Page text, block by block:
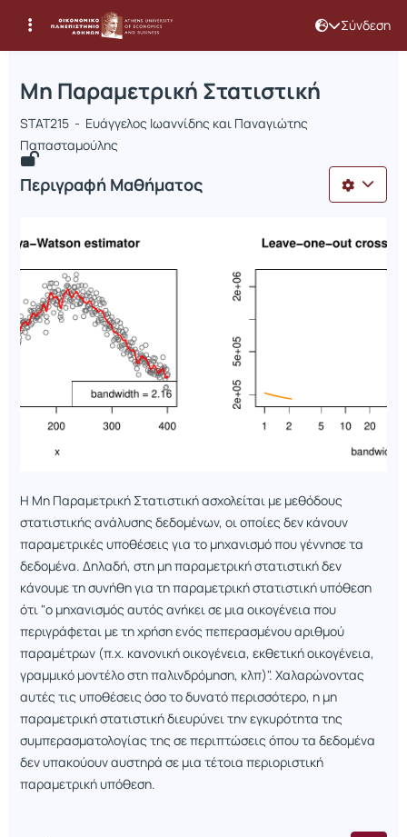
Σύνδεση
Αρχική Σελίδα
Μάθημα : Μη Παραμετρική
Κωδικός : STAT215
Μη Παραμετρική Στατιστική
STAT215 - Ευάγγελος Ιωαννίδης και Παναγιώτης
Παπασταμούλης
Περιγραφή Μαθήματος
Η Μη Παραμετρική Στατιστική ασχολείται με μεθόδους
στατιστικής ανάλυσης δεδομένων, οι οποίες δεν κάνουν
παραμετρικές υποθέσεις για το μηχανισμό που γέννησε τα
δεδομένα. Δηλαδή, στη μη παραμετρική στατιστική δεν
κάνουμε τη συνήθη για τη παραμετρική στατιστική υπόθεση
ότι "ο μηχανισμός αυτός ανήκει σε μια οικογένεια που
περιγράφεται με τη χρήση ενός πεπερασμένου αριθμού
παραμέτρων (π.χ. κανονική οικογένεια, εκθετική οικογένεια,
γραμμικό μοντέλο στη παλινδρόμηση, κλπ)". Χαλαρώνοντας
αυτές τις υποθέσεις όσο το δυνατό περισσότερο, η μη
παραμετρική στατιστική διευρύνει την εγκυρότητα της
συμπερασματολογίας της σε περιπτώσεις όπου τα δεδομένα
δεν υπακούουν αυστηρά σε μια τέτοια περιοριστική
παραμετρική υπόθεση.